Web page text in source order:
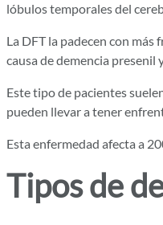
lóbulos temporales del
La DFT la padecen con
causa de demencia presenil
Este tipo de pacientes
pueden llevar a tener
Esta enfermedad afecta a
Tipos de